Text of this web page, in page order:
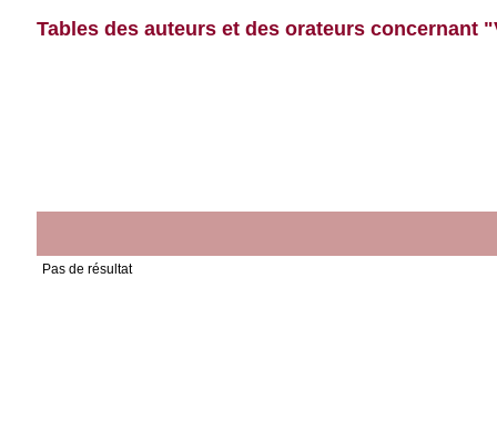
Tables des auteurs et des orateurs concernant
Pas de résultat